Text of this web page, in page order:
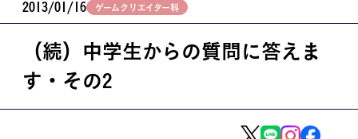
学校案内
就職・資格
2013/01/16 ゲームクリエイター科
（続）中学生からの質問に答えま
す・その2